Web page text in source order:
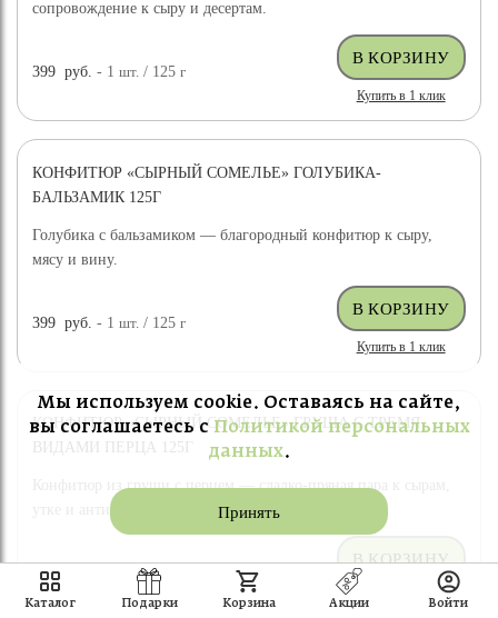
сопровождение к сыру и десертам.
399 руб. - 1шт. / 125г
Купить в 1 клик
КОНФИТЮР «СЫРНЫЙ СОМЕЛЬЕ» ГОЛУБИКА-
БАЛЬЗАМИК 125Г
Голубика с бальзамиком — благородный конфитюр к сыру,
мясу и вину.
399 руб. - 1шт. / 125г
Купить в 1 клик
КОНФИТЮР «СЫРНЫЙ СОМЕЛЬЕ» ГРУША С ТРЕМЯ
ВИДАМИ ПЕРЦА 125Г
Конфитюр из груши с перцем — сладко-пряная пара к сырам,
утке и антипасти.
399 шт./ 125
Купить в 1 клик
Мы используем cookie. Оставаясь на сайте,
вы соглашаетесь с Политикой персональных
данных.
Принять
Каталог Подарки Корзина Акции Войти